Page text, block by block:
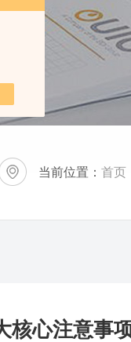
当前位置： 首页
核心注意事